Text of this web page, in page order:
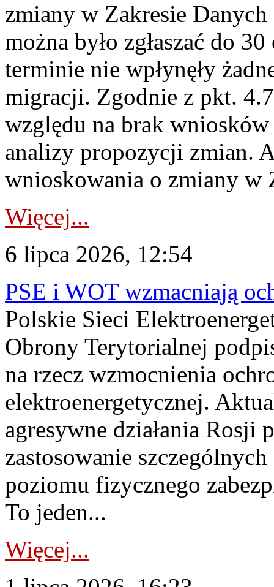
zmiany w Zakresie
można było zgłaszać do
terminie nie wpłynęły
migracji. Zgodnie z pkt.
względu na brak
analizy propozycji zmian.
wnioskowania o zmiany w
Więcej...
6 lipca 2026, 12:54
PSE i WOT wzmacniają
Polskie Sieci
Obrony Terytorialnej
na rzecz wzmocnienia
elektroenergetycznej.
agresywne działania Rosji
zastosowanie
poziomu fizycznego
To jeden...
Więcej...